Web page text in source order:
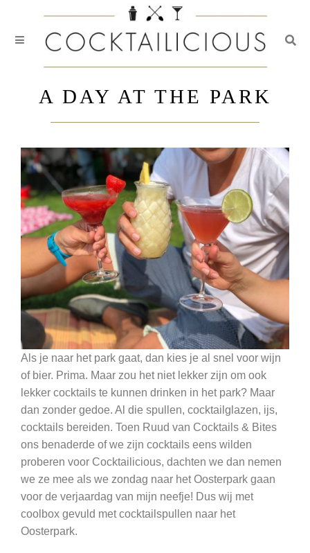
A DAY AT THE PARK
Als je naar het park gaat, dan kies je al snel voor wijn
of bier. Prima. Maar zou het niet lekker zijn om ook
lekker cocktails te kunnen drinken in het park? Maar
dan zonder gedoe. Al die spullen, cocktailglazen, ijs,
cocktails bereiden. Toen Ruud van Cocktails & Bites
ons benaderde of we zijn cocktails eens wilden
proberen voor Cocktailicious, dachten we dan nemen
we ze mee als we zondag naar het Oosterpark gaan
voor de verjaardag van mijn neefje! Dus wij met
coolbox gevuld met cocktailspullen naar het
Oosterpark.